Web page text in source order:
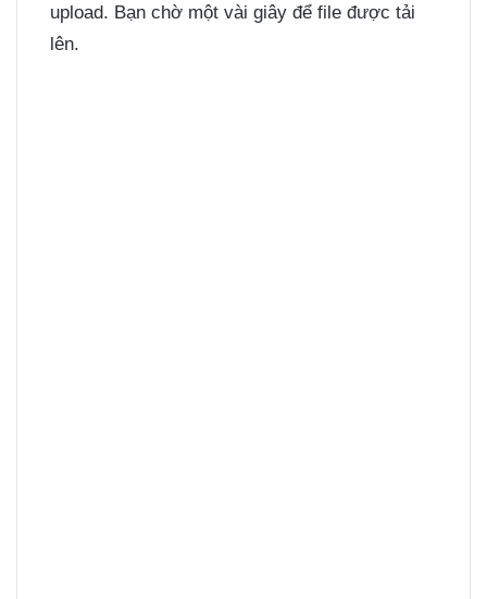
upload. Bạn chờ một vài giây để file được tải
lên.